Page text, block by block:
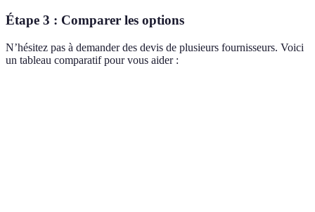
Étape 3 : Comparer les options
N’hésitez pas à demander des devis de plusieurs fournisseurs. Voici
un tableau comparatif pour vous aider :